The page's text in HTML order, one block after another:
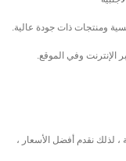
، لذلك نقدم أفضل الأسعار ،